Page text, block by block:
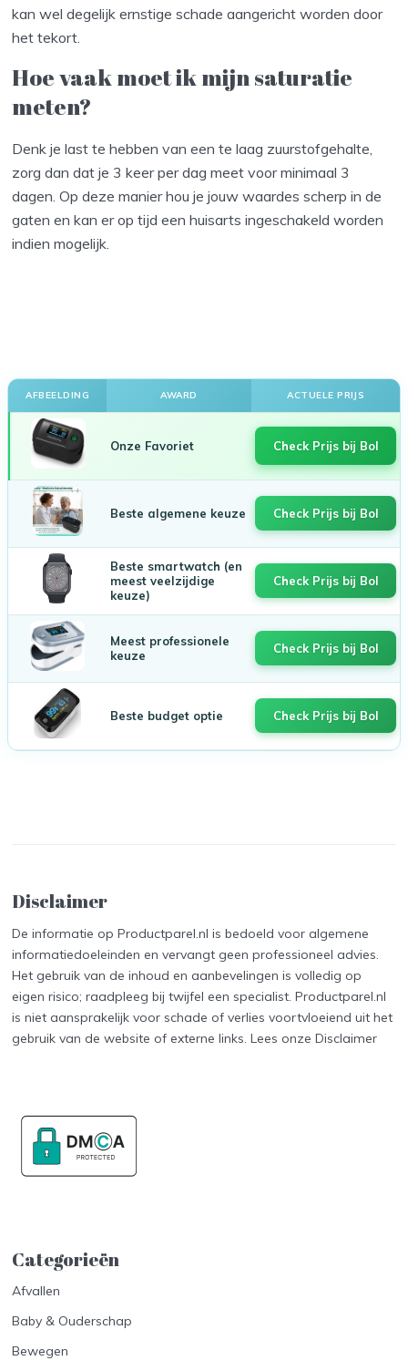
kan wel degelijk ernstige schade aangericht worden door
het tekort.
Hoe vaak moet ik mijn saturatie
meten?
Denk je last te hebben van een te laag zuurstofgehalte,
zorg dan dat je 3 keer per dag meet voor minimaal 3
dagen. Op deze manier hou je jouw waardes scherp in de
gaten en kan er op tijd een huisarts ingeschakeld worden
indien mogelijk.
AFBEELDING AWARD ACTUELE PRIJS
Onze Favoriet Check Prijs bij Bol
Beste algemene keuze Check Prijs bij Bol
Beste smartwatch (en
meest veelzijdige
keuze)
Check Prijs bij Bol
Meest professionele
keuze
Check Prijs bij Bol
Beste budget optie Check Prijs bij Bol
Disclaimer
De informatie op Productparel.nl is bedoeld voor algemene
informatiedoeleinden en vervangt geen professioneel advies.
Het gebruik van de inhoud en aanbevelingen is volledig op
eigen risico; raadpleeg bij twijfel een specialist. Productparel.nl
is niet aansprakelijk voor schade of verlies voortvloeiend uit het
gebruik van de website of externe links. Lees onzeDisclaimer
Categorieën
Afvallen
Baby & Ouderschap
Bewegen